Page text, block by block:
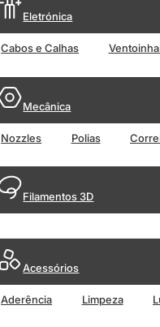
Eletrónica
Cabos e Calhas
Mecânica
Nozzles Polias
Filamentos 3D
Acessórios
Aderência Limpeza